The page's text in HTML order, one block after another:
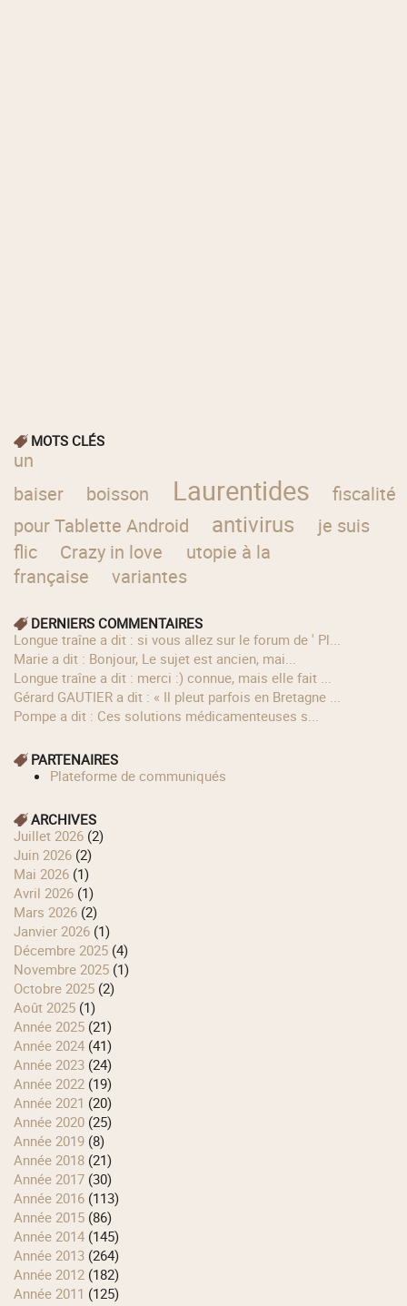
MOTS CLÉS
un
baiser
boisson Laurentides
fiscalité
pour Tablette Android
antivirus
je suis
flic
Crazy in love
utopie à la
française
variantes
DERNIERS COMMENTAIRES
longue traîne a dit : si vous allez sur le forum de ' Pl...
Marie a dit : Bonjour, Le sujet est ancien, mai...
longue traîne a dit : merci :) connue, mais elle fait ...
Gérard GAUTIER a dit : « Il pleut parfois en Bretagne ...
Pompe a dit : Ces solutions médicamenteuses s...
PARTENAIRES
Plateforme de communiqués
ARCHIVES
juillet 2026 (2)
juin 2026 (2)
mai 2026 (1)
avril 2026 (1)
mars 2026 (2)
janvier 2026 (1)
décembre 2025 (4)
novembre 2025 (1)
octobre 2025 (2)
août 2025 (1)
année 2025 (21)
année 2024 (41)
année 2023 (24)
année 2022 (19)
année 2021 (20)
année 2020 (25)
année 2019 (8)
année 2018 (21)
année 2017 (30)
année 2016 (113)
année 2015 (86)
année 2014 (145)
année 2013 (264)
année 2012 (182)
année 2011 (125)